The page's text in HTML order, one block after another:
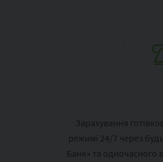
Зарахування
режимі 24/7 через
Банк» та одночасного